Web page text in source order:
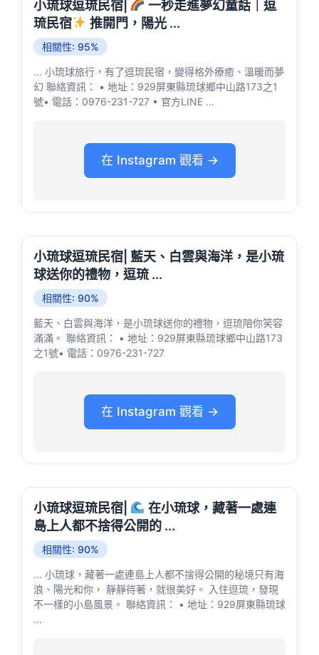
小琉球逗琉民宿|
一秒走進夢幻童話｜逗
琉民宿
推開門，陽光 ...
相關性: 95%
... 小琉球旅行，有了逗琉民宿，變得格外療癒、溫暖而夢
幻 聯絡資訊： • 地址：929屏東縣琉球鄉中山路173之1
號• 電話：0976-231-727 • 官方LINE ...
在 Instagram 觀看 →
小琉球逗琉民宿| 藍天、白雲與海洋，是小琉
球送你的禮物，逗琉 ...
相關性: 90%
藍天、白雲與海洋，是小琉球送你的禮物，逗琉陪你笑容
滿滿。 聯絡資訊： • 地址：929屏東縣琉球鄉中山路173
之1號• 電話：0976-231-727
在 Instagram 觀看 →
小琉球逗琉民宿|
在小琉球，藏著一處連
島上人都不捨得公開的 ...
相關性: 90%
... 小琉球，藏著一處連島上人都不捨得公開的秘境只有海
浪、陽光和你， 靜靜待著，就很美好。 入住逗琉，發現
不一樣的小島風景。 聯絡資訊： • 地址：929屏東縣琉球
...